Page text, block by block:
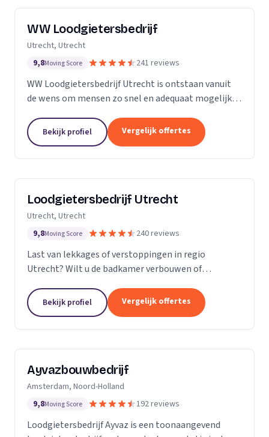
WW Loodgietersbedrijf
Utrecht, Utrecht
9,8Moving Score 241 reviews
WW Loodgietersbedrijf Utrecht is ontstaan vanuit
de wens om mensen zo snel en adequaat mogelijk
hebben we onze diensten uitgebreid om ons ook
bezig...
Bekijk profiel Vergelijk offertes
Loodgietersbedrijf Utrecht
Utrecht, Utrecht
9,8Moving Score 240 reviews
Last van lekkages of verstoppingen in regio
Utrecht? Wilt u de badkamer verbouwen of
Utrecht voor u klaar! Bij ons kunt u terecht voor
oprecht advies,...
Bekijk profiel Vergelijk offertes
Ayvazbouwbedrijf
Amsterdam, Noord-Holland
9,8Moving Score 192 reviews
Loodgietersbedrijf Ayvaz is een toonaangevend